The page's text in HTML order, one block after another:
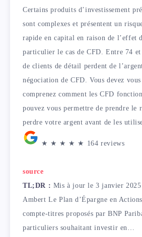
Certains produits d’investissement
sont complexes et présentent un
rapide en capital en raison de l’effet
particulier le cas de CFD. Entre 74 et
de clients de détail perdent de
négociation de CFD. Vous devez
comprenez comment les CFD
pouvez vous permettre de prendre le
perdre votre argent avant de les
★ ★ ★ ★ ★ 164 reviews
source
TL;DR : Mis à jour le 3 janvier
Ambert Le Plan d’Épargne en
compte-titres proposés par BNP
particuliers souhaitant investir en…